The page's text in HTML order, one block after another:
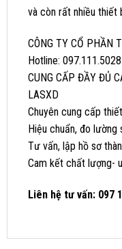
và còn rất nhiều thiết
CÔNG TY CỔ PHẦN
Hotline:
CUNG CẤP ĐẦY ĐỦ
LASXD
Chuyên cung cấp
Hiệu chuẩn, đo
Tư vấn, lập hồ sơ
Cam kết chất lượng-
Liên hệ tư vấn: 097